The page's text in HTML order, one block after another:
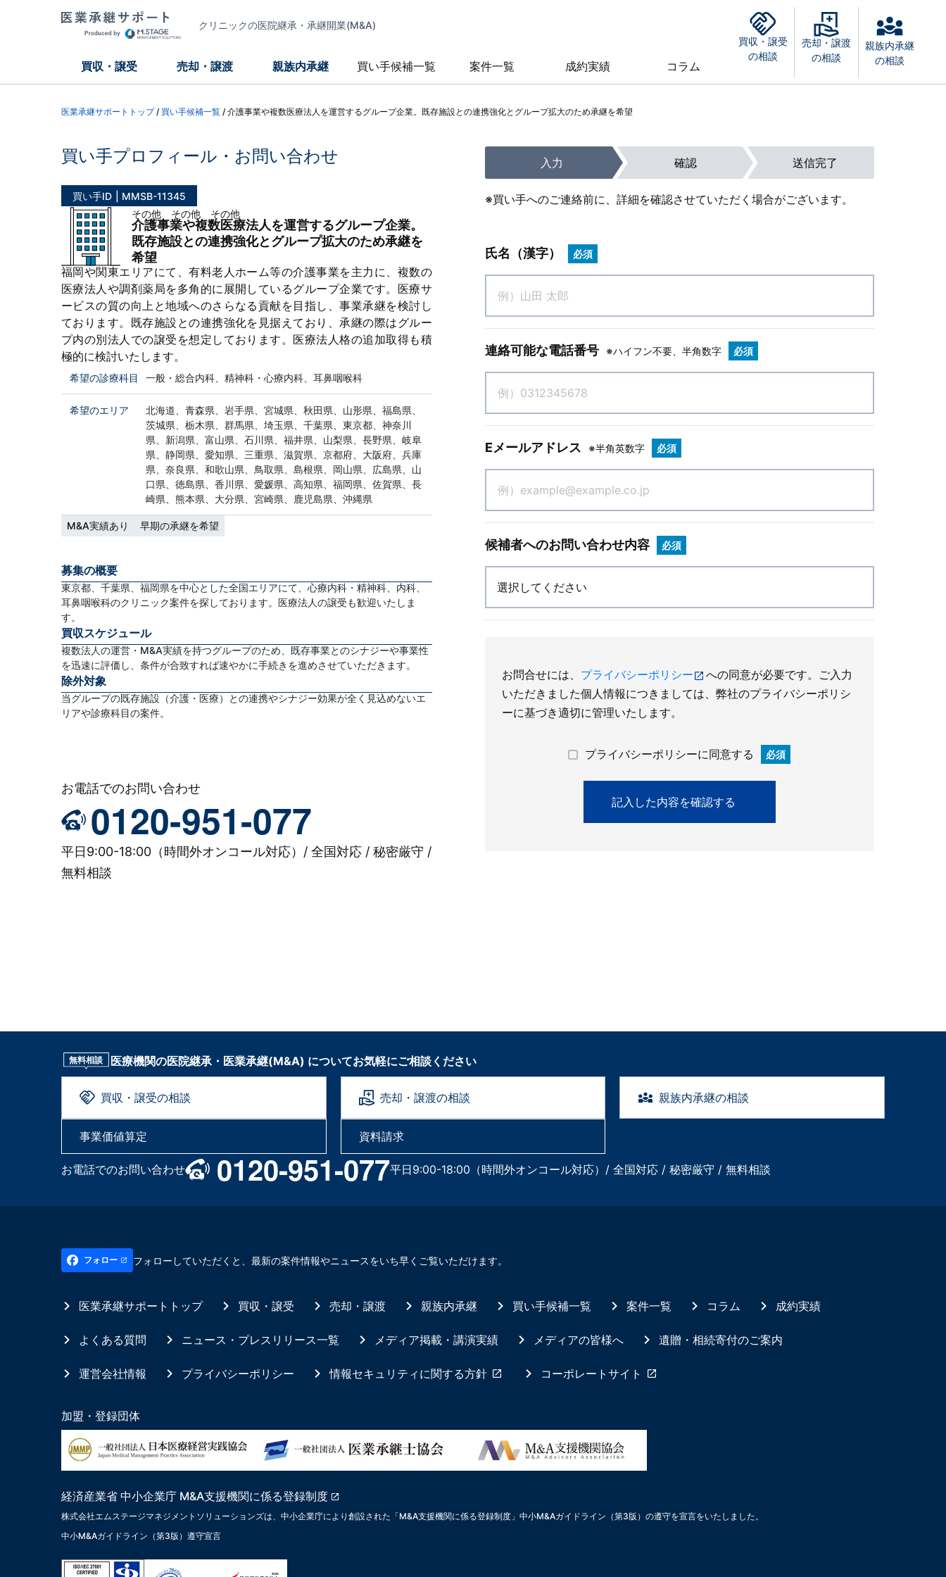
クリニックの医院継承・承継開業(M&A)
買収・譲受 売却・譲渡 親族内承継 買い手候補一覧 案件一覧 成約実績 コラム
買収・譲受
の相談
売却・譲渡
の相談
親族内承継
の相談
医業承継サポートトップ/ 買い手候補一覧 / 介護事業や複数医療法人を運営するグループ企業。既存施設との連携強化とグループ拡大のため承継を希望
買い手プロフィール・お問い合わせ
買い手ID
MMSB-11345
その他 その他 その他
介護事業や複数医療法人を運営するグループ企業。
既存施設との連携強化とグループ拡大のため承継を
希望
福岡や関東エリアにて、有料老人ホーム等の介護事業を主力に、複数の
医療法人や調剤薬局を多角的に展開しているグループ企業です。医療サ
ービスの質の向上と地域へのさらなる貢献を目指し、事業承継を検討し
ております。既存施設との連携強化を見据えており、承継の際はグルー
プ内の別法人での譲受を想定しております。医療法人格の追加取得も積
極的に検討いたします。
希望の診療科目 一般・総合内科、精神科・心療内科、耳鼻咽喉科
希望のエリア
北海道、青森県、岩手県、宮城県、秋田県、山形県、福島県、
茨城県、栃木県、群馬県、埼玉県、千葉県、東京都、神奈川
県、新潟県、富山県、石川県、福井県、山梨県、長野県、岐阜
県、静岡県、愛知県、三重県、滋賀県、京都府、大阪府、兵庫
県、奈良県、和歌山県、鳥取県、島根県、岡山県、広島県、山
口県、徳島県、香川県、愛媛県、高知県、福岡県、佐賀県、長
崎県、熊本県、大分県、宮崎県、鹿児島県、沖縄県
M&A実績あり 早期の承継を希望
募集の概要
東京都、千葉県、福岡県を中心とした全国エリアにて、心療内科・精神科、内科、
耳鼻咽喉科のクリニック案件を探しております。医療法人の譲受も歓迎いたしま
す。
買収スケジュール
複数法人の運営・M&A実績を持つグループのため、既存事業とのシナジーや事業性
を迅速に評価し、条件が合致すれば速やかに手続きを進めさせていただきます。
除外対象
当グループの既存施設（介護・医療）との連携やシナジー効果が全く見込めないエ
リアや診療科目の案件。
お電話でのお問い合わせ
0120-951-077
平日9:00-18:00（時間外オンコール対応）/ 全国対応 / 秘密厳守 /
無料相談
入力 確認 送信完了
※買い手へのご連絡前に、詳細を確認させていただく場合がございます。
氏名（漢字） 必須
連絡可能な電話番号 ※ハイフン不要、半角数字 必須
Eメールアドレス ※半角英数字 必須
候補者へのお問い合わせ内容 必須
お問合せには、 プライバシーポリシー
への同意が必要です。ご入力
いただきました個人情報につきましては、弊社のプライバシーポリシ
ーに基づき適切に管理いたします。
プライバシーポリシーに同意する 必須
無料相談 医療機関の医院継承・医業承継(M&A) についてお気軽にご相談ください
買収・譲受の相談 売却・譲渡の相談 親族内承継の相談
事業価値算定 資料請求
お電話でのお問い合わせ 0120-951-077平日9:00-18:00（時間外オンコール対応）/ 全国対応 / 秘密厳守 / 無料相談
フォロー フォローしていただくと、最新の案件情報やニュースをいち早くご覧いただけます。
医業承継サポートトップ 買収・譲受 売却・譲渡 親族内承継 買い手候補一覧 案件一覧 コラム 成約実績
よくある質問 ニュース・プレスリリース一覧 メディア掲載・講演実績 メディアの皆様へ 遺贈・相続寄付のご案内
運営会社情報 プライバシーポリシー 情報セキュリティに関する方針 コーポレートサイト
加盟・登録団体
経済産業省 中小企業庁 M&A支援機関に係る登録制度
株式会社エムステージマネジメントソリューションズは、中小企業庁により創設された「M&A支援機関に係る登録制度」中小M&Aガイドライン（第3版）の遵守を宣言をいたしました。
中小M&Aガイドライン（第3版）遵守宣言